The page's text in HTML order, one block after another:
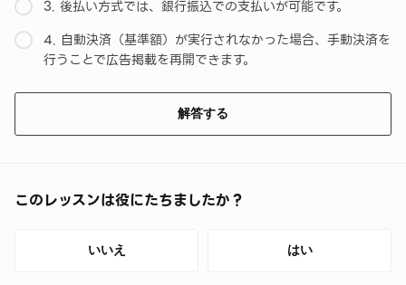
3. 後払い方式では、銀行振込での支払いが可能です。
4. 自動決済（基準額）が実行されなかった場合、手動決済を
行うことで広告掲載を再開できます。
解答する
このレッスンは役にたちましたか？
いいえ はい